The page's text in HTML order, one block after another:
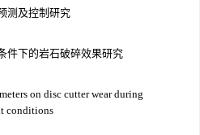
测及控制研究
件下的岩石破碎效果研究
on disc cutter wear during
conditions